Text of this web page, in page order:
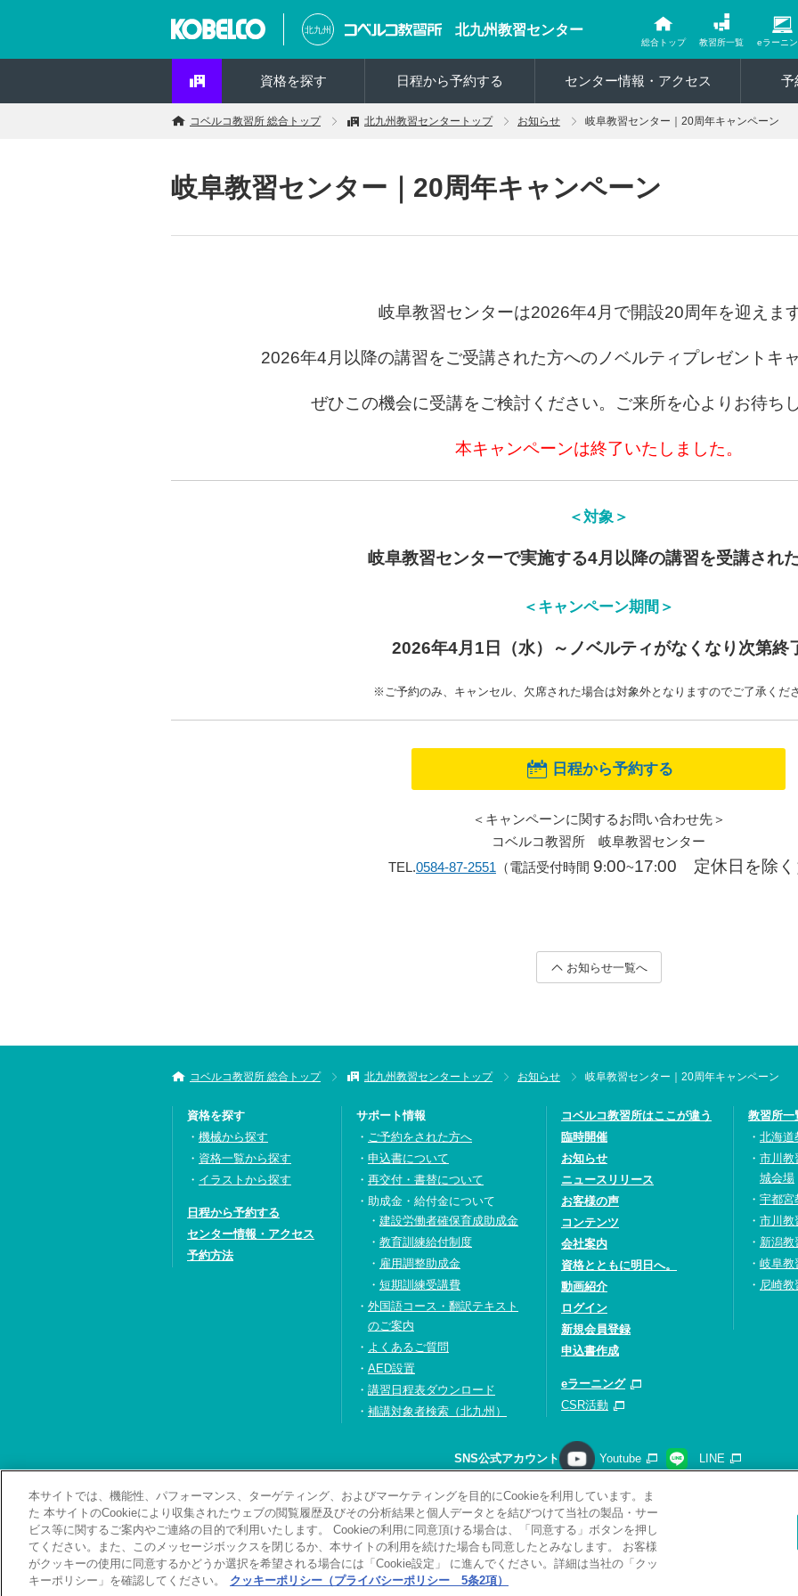
北九州 北九州教習センター
総合トップ 教習所一覧 eラーニ
資格を探す 日程から予約する センター情報・アクセス 予
コベルコ教習所 総合トップ 北九州教習センタートップ お知らせ 岐阜教習センター｜20周年キャンペーン
岐阜教習センター｜20周年キャンペーン
岐阜教習センターは2026年4月で開設20周年を迎えます
2026年4 月以降の講習をご受講された方へのノベルティプレゼントキ
ぜひこの機会に受講をご検討ください。ご来所を心よりお待ち
本キャンペーンは終了いたしました。
＜対象＞
岐阜教習センターで実施する4月以降の講習を受講され
＜キャンペーン期間＞
2026年4月1日（水）～ノベルティがなくなり次第終
※ご予約のみ、キャンセル、欠席された場合は対象外となりますのでご了承くださ
日程から予約する
＜キャンペーンに関するお問い合わせ先＞
コベルコ教習所 岐阜教習センター
TEL.0584-87-2551 （電話受付時間 9:00~17:00 定休日を除く
お知らせ一覧へ
コベルコ教習所 総合トップ 北九州教習センタートップ お知らせ 岐阜教習センター｜20周年キャンペーン
資格を探す
機械から探す
資格一覧から探す
イラストから探す
日程から予約する
センター情報・アクセス
予約方法
サポート情報
ご予約をされた方へ
申込書について
再交付・書替について
助成金・給付金について
建設労働者確保育成助成金
教育訓練給付制度
雇用調整助成金
短期訓練受講費
外国語コース・翻訳テキスト
のご案内
よくあるご質問
AED設置
講習日程表ダウンロード
補講対象者検索（北九州）
コベルコ教習所はここが違う
臨時開催
お知らせ
ニュースリリース
お客様の声
コンテンツ
会社案内
資格とともに明日へ。
動画紹介
ログイン
新規会員登録
申込書作成
eラーニング
CSR活動
教習所一
北海道
市川教
城会場
宇都宮
市川教
新潟教
岐阜教
尼崎教
SNS公式アカウント Youtube LINE
お問い合わせ・資料請求 プライバシーポリシー ソーシャルメディアポリシー
サイトマップ
関連リンク
Copyright(C) 2026 Kobelco Training Services Co,.Ltd.
本サイトでは、機能性、パフォーマンス、ターゲティング、およびマーケティングを目的にCookieを利用しています。ま
た 本サイトのCookieにより収集されたウェブの閲覧履歴及びその分析結果と個人データとを結びつけて当社の製品・サー
ビス等に関するご案内やご連絡の目的で利用いたします。 Cookieの利用に同意頂ける場合は、「同意する」ボタンを押し
てください。また、このメッセージボックスを閉じるか、本サイトの利用を続けた場合も同意したとみなします。 お客様
がクッキーの使用に同意するかどうか選択を希望される場合には「Cookie設定」 に進んでください。詳細は当社の「クッ
キーポリシー」を確認してください。
クッキーポリシー（プライバシーポリシー 5条2項）